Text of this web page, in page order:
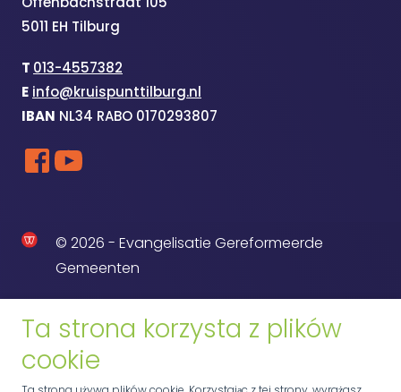
5011 EH Tilburg
T 013-4557382
E info@kruispunttilburg.nl
IBAN NL34 RABO 0170293807
© 2026 - Evangelisatie Gereformeerde
Gemeenten
Ta strona korzysta z plików
cookie